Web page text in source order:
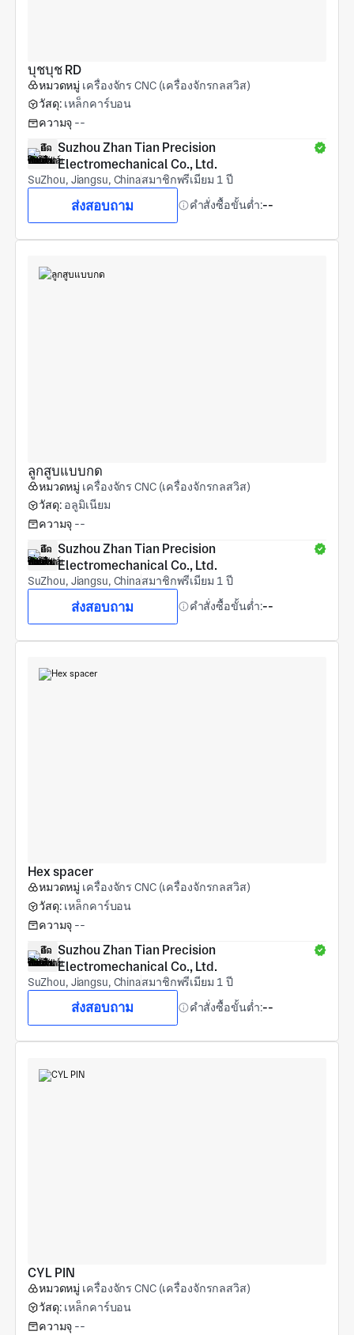
บุชบุช RD
หมวดหมู่ เครื่องจักร CNC (เครื่องจักรกลสวิส)
วัสดุ: เหล็กคาร์บอน
ความจุ --
Suzhou Zhan Tian Precision
Electromechanical Co., Ltd.
SuZhou, Jiangsu, Chinaสมาชิกพรีเมียม 1 ปี
ส่งสอบถาม คำสั่งซื้อขั้นต่ำ:--
ลูกสูบแบบกด
หมวดหมู่ เครื่องจักร CNC (เครื่องจักรกลสวิส)
วัสดุ: อลูมิเนียม
ความจุ --
Suzhou Zhan Tian Precision
Electromechanical Co., Ltd.
SuZhou, Jiangsu, Chinaสมาชิกพรีเมียม 1 ปี
ส่งสอบถาม คำสั่งซื้อขั้นต่ำ:--
Hex spacer
หมวดหมู่ เครื่องจักร CNC (เครื่องจักรกลสวิส)
วัสดุ: เหล็กคาร์บอน
ความจุ --
Suzhou Zhan Tian Precision
Electromechanical Co., Ltd.
SuZhou, Jiangsu, Chinaสมาชิกพรีเมียม 1 ปี
ส่งสอบถาม คำสั่งซื้อขั้นต่ำ:--
CYL PIN
หมวดหมู่ เครื่องจักร CNC (เครื่องจักรกลสวิส)
วัสดุ: เหล็กคาร์บอน
ความจุ --